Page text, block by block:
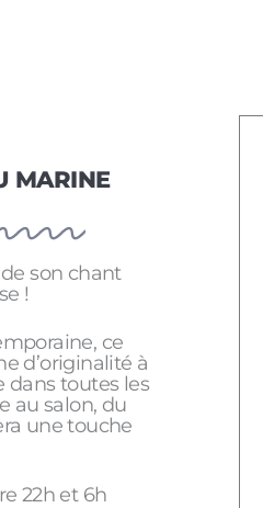
MARINE
son chant
!
ce
d’originalité à
dans toutes les
au salon, du
une touche
22h et 6h